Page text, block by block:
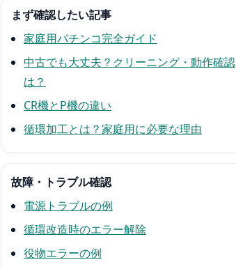
まず確認したい記事
家庭用パチンコ完全ガイド
中古でも大丈夫？クリーニング・動作確認
は？
CR機とP機の違い
循環加工とは？家庭用に必要な理由
故障・トラブル確認
電源トラブルの例
循環改造時のエラー解除
役物エラーの例